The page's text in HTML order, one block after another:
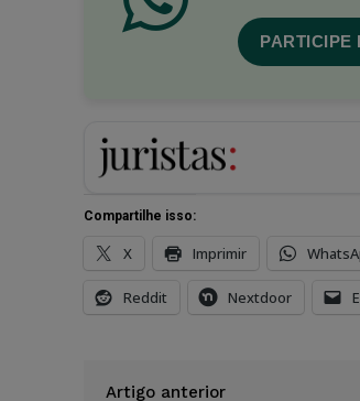
PARTICIPE
Compartilhe isso:
X Imprimir
Reddit Nextdoor
Artigo anterior